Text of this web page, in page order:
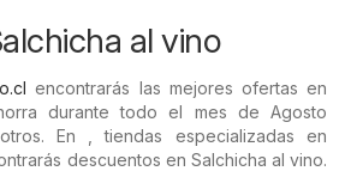
al vino
encontrarás las mejores ofertas en
durante todo el mes de Agosto
En , tiendas especializadas en
descuentos en Salchicha al vino.